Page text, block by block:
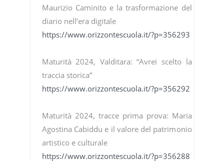
Maurizio Caminito e la trasformazione del
diario nell’era digitale
https://www.orizzontescuola.it/?p=356293
Maturità 2024, Valditara: “Avrei scelto la
traccia storica”
https://www.orizzontescuola.it/?p=356292
Maturità 2024, tracce prima prova: Maria
Agostina Cabiddu e il valore del patrimonio
artistico e culturale
https://www.orizzontescuola.it/?p=356288